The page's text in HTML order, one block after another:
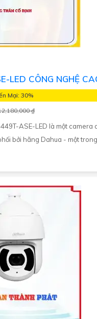
LED CÔNG NGHỆ
Mại: 30%
₫
ASE-LED là một camera
bởi hãng Dahua - một